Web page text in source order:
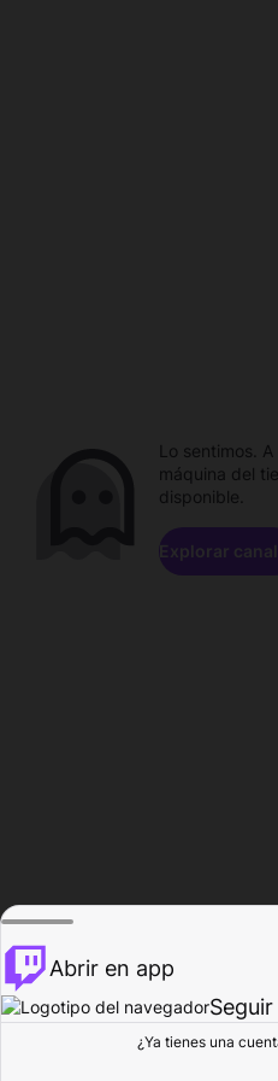
Explorar
Lo sentimos.
máquina del
disponible.
Explorar
Abrir en app
¿Ya tienes una